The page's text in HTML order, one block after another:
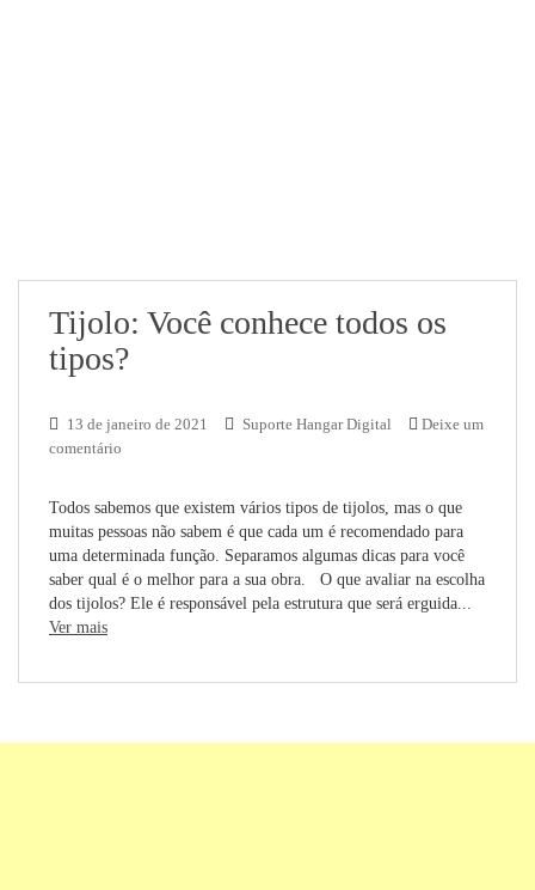
Tijolo: Você conhece todos os
tipos?
13 de janeiro de 2021 Suporte Hangar Digital
Deixe um
comentário
Todos sabemos que existem vários tipos de tijolos, mas o que
muitas pessoas não sabem é que cada um é recomendado para
uma determinada função. Separamos algumas dicas para você
saber qual é o melhor para a sua obra. O que avaliar na escolha
dos tijolos? Ele é responsável pela estrutura que será erguida...
Ver mais